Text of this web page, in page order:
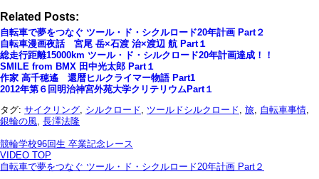
Related Posts:
自転車で夢をつなぐ ツール・ド・シクルロード20年計画 Part２
自転車漫画夜話 宮尾 岳×石渡 治×渡辺 航 Part１
総走行距離15000km ツール・ド・シルクロード20年計画達成！！
SMILE from BMX 田中光太郎 Part１
作家 高千穂遙 還暦ヒルクライマー物語 Part1
2012年第６回明治神宮外苑大学クリテリウムPart１
タグ: サイクリング, シルクロード, ツールドシルクロード, 旅, 自転車事情,
銀輪の風, 長澤法隆
競輪学校96回生 卒業記念レース
VIDEO TOP
自転車で夢をつなぐ ツール・ド・シクルロード20年計画 Part２